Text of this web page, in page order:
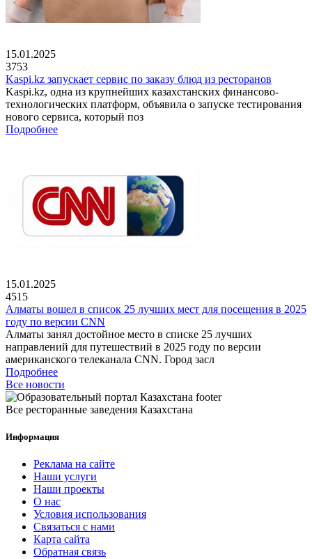
15.01.2025
3753
Kaspi.kz запускает сервис по заказу блюд из ресторанов
Kaspi.kz, одна из крупнейших казахстанских финансово-
технологических платформ, объявила о запуске тестирования
нового сервиса, который поз
Подробнее
15.01.2025
4515
Алматы вошел в список 25 лучших мест для посещения в 2025
году по версии CNN
Алматы занял достойное место в списке 25 лучших
направлений для путешествий в 2025 году по версии
американского телеканала CNN. Город засл
Подробнее
Все новости
Все ресторанные заведения Казахстана
Информация
Реклама на сайте
Наши услуги
Наши проекты
О нас
Условия использования
Связаться с нами
Карта сайта
Обратная связь